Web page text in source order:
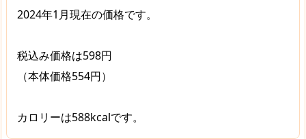
2024年1月現在の価格です。
税込み価格は598円
（本体価格554円）
カロリーは588kcalです。